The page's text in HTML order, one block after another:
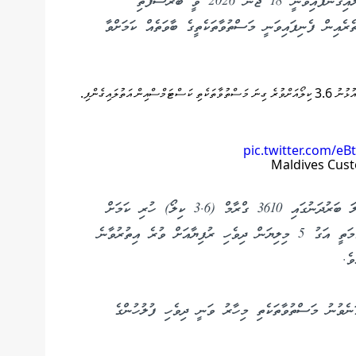
ފެނިފައިވަނީ މަސްތުވާތަކެތީގެ ބާވަތެއް ކަމަށްވާ
pic.twitter.com/
މި މައްސަލާގައި އަތުލައިގަނެވުނު މަސްތުވާތަކެތީގެ ޖުމްލަ ބަރުދަނުގައި 3610 ގްރާމް (3.6 ކިލޯ) ހުރި ކަމަށް
ކަސްޓަމްސްއިން މައުލޫމާތުދެއެވެ. އަދި މި ތަކެތީގެ މަގުމަތީ އަގު 5 މިލިޔަން ދިވެހި ރުފިޔާއަށް ވުރެ އިތުރުވާނެ
މަސްތުވާތަކެތި މިހާރު ވަނީ ދިވެހި ފުލުހުންގެ